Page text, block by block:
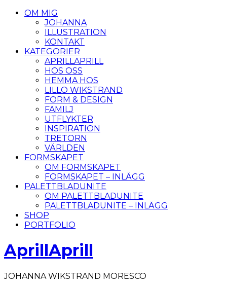
OM MIG
JOHANNA
ILLUSTRATION
KONTAKT
KATEGORIER
APRILLAPRILL
HOS OSS
HEMMA HOS
LILLO WIKSTRAND
FORM & DESIGN
FAMILJ
UTFLYKTER
INSPIRATION
TRETORN
VÄRLDEN
FORMSKAPET
OM FORMSKAPET
FORMSKAPET – INLÄGG
PALETTBLADUNITE
OM PALETTBLADUNITE
PALETTBLADUNITE – INLÄGG
SHOP
PORTFOLIO
AprillAprill
JOHANNA WIKSTRAND MORESCO